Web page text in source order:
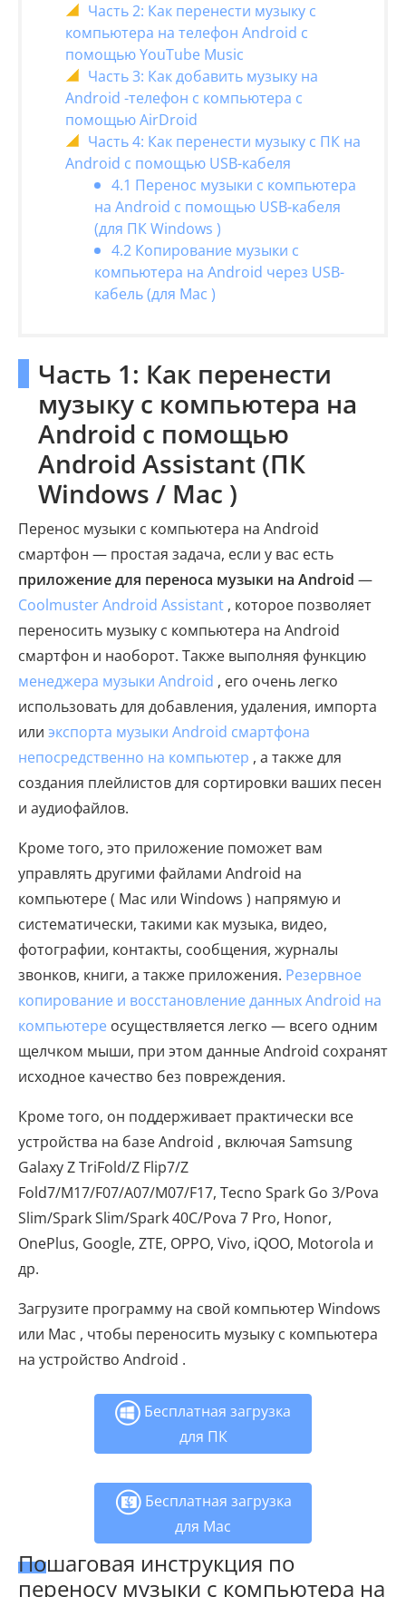
Часть 2: Как перенести музыку с
компьютера на телефон Android с
помощью YouTube Music
Часть 3: Как добавить музыку на
Android -телефон с компьютера с
помощью AirDroid
Часть 4: Как перенести музыку с ПК на
Android с помощью USB-кабеля
4.1 Перенос музыки с компьютера
на Android с помощью USB-кабеля
(для ПК Windows )
4.2 Копирование музыки с
компьютера на Android через USB-
кабель (для Mac )
Часть 1: Как перенести
музыку с компьютера на
Android с помощью
Android Assistant (ПК
Windows / Mac )
Перенос музыки с компьютера на Android
смартфон — простая задача, если у вас есть
приложение для переноса музыки на Android —
Coolmuster Android Assistant , которое позволяет
переносить музыку с компьютера на Android
смартфон и наоборот. Также выполняя функцию
менеджера музыки Android , его очень легко
использовать для добавления, удаления, импорта
или экспорта музыки Android смартфона
непосредственно на компьютер , а также для
создания плейлистов для сортировки ваших песен
и аудиофайлов.
Кроме того, это приложение поможет вам
управлять другими файлами Android на
компьютере ( Mac или Windows ) напрямую и
систематически, такими как музыка, видео,
фотографии, контакты, сообщения, журналы
звонков, книги, а также приложения. Резервное
копирование и восстановление данных Android на
компьютере осуществляется легко — всего одним
щелчком мыши, при этом данные Android сохранят
исходное качество без повреждения.
Кроме того, он поддерживает практически все
устройства на базе Android , включая Samsung
Galaxy Z TriFold/Z Flip7/Z
Fold7/M17/F07/A07/M07/F17, Tecno Spark Go 3/Pova
Slim/Spark Slim/Spark 40C/Pova 7 Pro, Honor,
OnePlus, Google, ZTE, OPPO, Vivo, iQOO, Motorola и
др.
Загрузите программу на свой компьютер Windows
или Mac , чтобы переносить музыку с компьютера
на устройство Android .
Бесплатная загрузка
для ПК
Бесплатная загрузка
для Mac
Пошаговая инструкция по
переносу музыки с компьютера на